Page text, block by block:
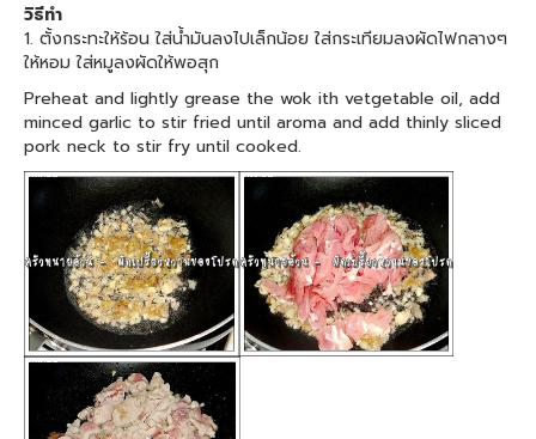
วิธีทำ
1. ตั้งกระทะให้ร้อน ใส่น้ำมันลงไปเล็กน้อย ใส่กระเทียมลงผัดไฟกลางๆ
ให้หอม ใส่หมูลงผัดให้พอสุก
Preheat and lightly grease the wok ith vetgetable oil, add
minced garlic to stir fried until aroma and add thinly sliced
pork neck to stir fry until cooked.